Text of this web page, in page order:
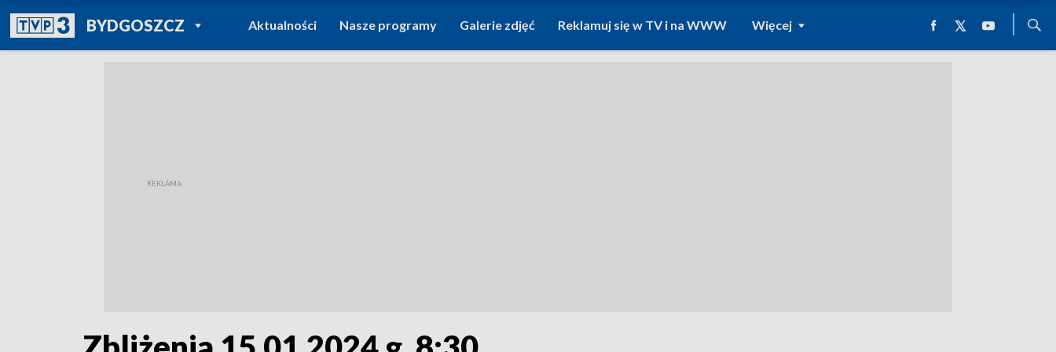
BYDGOSZCZPOWRÓT DO
TVP REGIONY
Aktualności Nasze programy Galerie zdjęć Reklamuj się w TV i na WWW Więcej